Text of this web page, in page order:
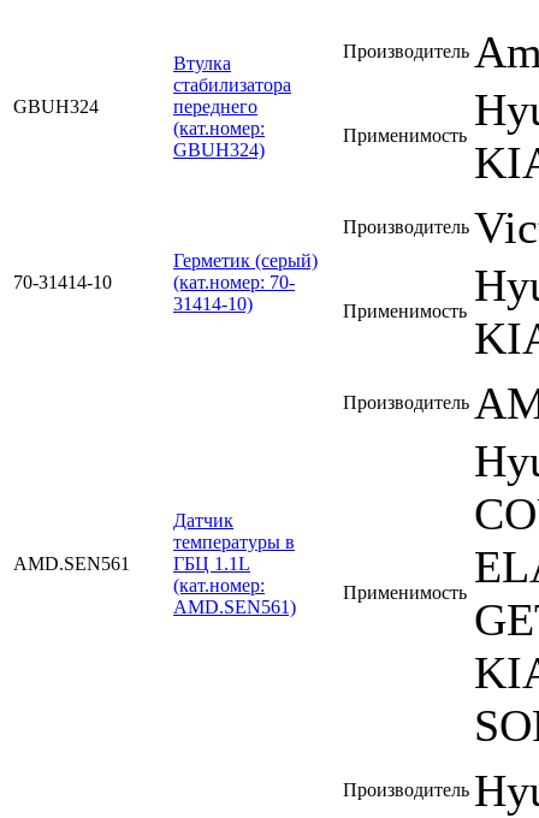
GBUH324
Втулка
стабилизатора
переднего
(кат.номер:
GBUH324)
Производитель
Применимость
70-31414-10
Герметик (серый)
(кат.номер: 70-
31414-10)
Производитель
Применимость
AMD.SEN561
Датчик
температуры в
ГБЦ 1.1L
(кат.номер:
AMD.SEN561)
Производитель
Применимость
Производитель